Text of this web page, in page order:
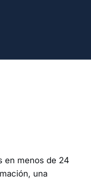
en menos de 24
una